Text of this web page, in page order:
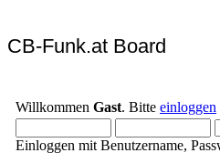
CB-Funk.at Board
Willkommen Gast. Bitte einloggen
Einloggen mit Benutzername,